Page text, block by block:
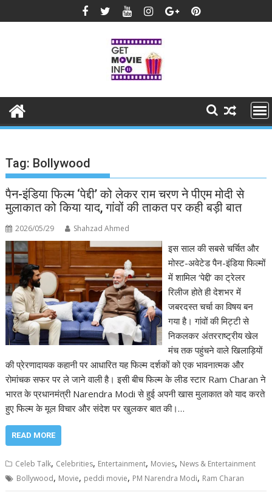
to
Tag: Bollywood
पैन-इंडिया फिल्म ‘पेद्दी’ को लेकर राम चरण ने पीएम मोदी से
मुलाकात को किया याद, गांवों की ताकत पर कही बड़ी बात
2026/05/29 Shahzad Ahmed
इस साल की सबसे चर्चित और
मोस्ट-अवेटेड पैन-इंडिया फिल्मों
में शामिल ‘पेद्दी’ का ट्रेलर
रिलीज होते ही देशभर में
जबरदस्त चर्चा का विषय बन
गया है। गांवों की मिट्टी से
निकलकर अंतरराष्ट्रीय खेल
मंच तक पहुंचने वाले खिलाड़ियों
की प्रेरणादायक कहानी पर आधारित यह फिल्म दर्शकों को एक भावनात्मक और
रोमांचक सफर पर ले जाने वाली है। इसी बीच फिल्म के लीड स्टार Ram Charan ने
भारत के प्रधानमंत्री Narendra Modi से हुई अपनी खास मुलाकात को याद करते
हुए फिल्म के मूल विचार और संदेश पर खुलकर बात की।…
READ MORE
Celeb Talk, Celebrities, Entertainment, Movies, News & Entertainment
Bollywood, Movie, peddi movie, PM Narendra Modi, Ram Charan